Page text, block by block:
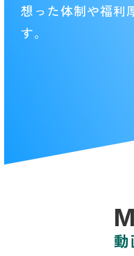
想った体制や福利
す。
動